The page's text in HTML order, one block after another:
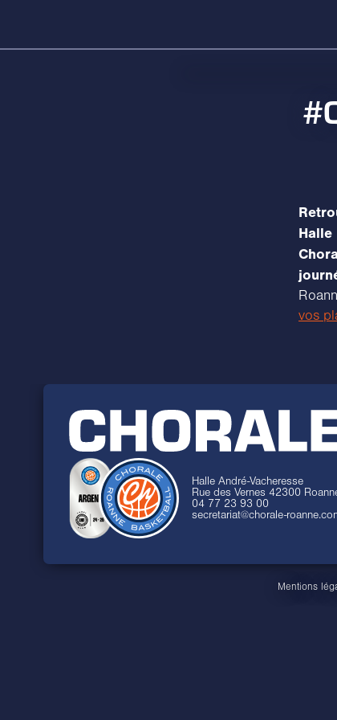
vos
Halle André-Vacheresse
Rue des Vernes 42300
04 77 23 93 00
secretariat@chorale-
Mentions